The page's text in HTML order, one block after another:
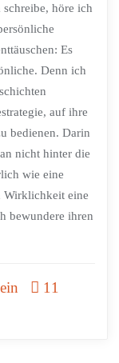
schreibe, höre ich
Es
Denn ich
auf ihre
bedienen. Darin
nicht hinter die
wie eine
Wirklichkeit eine
bewundere ihren
11